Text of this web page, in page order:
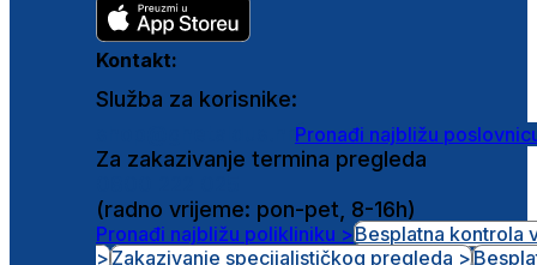
Kontakt:
Služba za korisnike:
Pronađi najbližu
Za zakazivanje termina pregleda
(radno vrijeme: pon-pet, 8-16h)
Pronađi najbližu polikliniku >Besplatna kontrola
>Zakazivanje specijalističkog pregleda >